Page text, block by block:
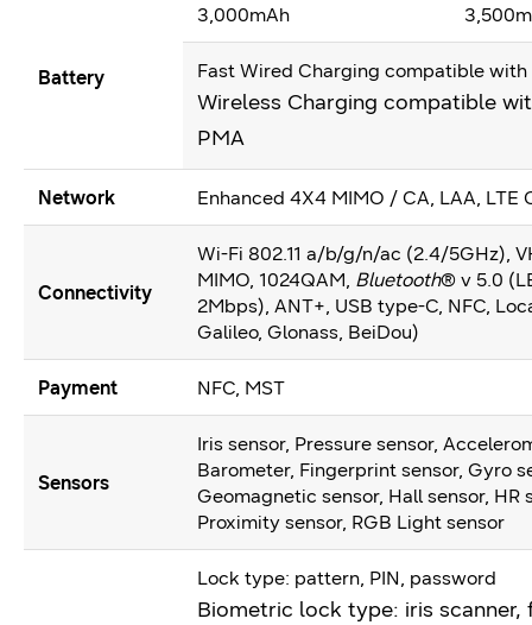
Battery
3,000mAh
Fast Wired Charging compatible with
Wireless Charging compatible
PMA
Network Enhanced 4X4 MIMO / CA, LAA, LTE
Connectivity
Wi-Fi 802.11 a/b/g/n/ac (2.4/5GHz),
MIMO, 1024QAM, Bluetooth® v 5.0
2Mbps), ANT+, USB type-C, NFC,
Galileo, Glonass, BeiDou)
Payment NFC, MST
Sensors
Iris sensor, Pressure sensor,
Barometer, Fingerprint sensor, Gyro
Geomagnetic sensor, Hall sensor, HR
Proximity sensor, RGB Light sensor
Lock type: pattern, PIN, password
Biometric lock type: iris scanner,